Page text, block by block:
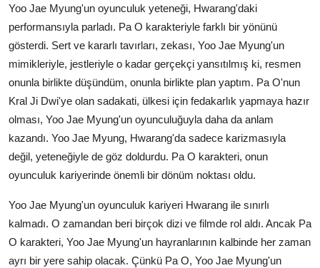
Yoo Jae Myung'un oyunculuk yeteneği, Hwarang'daki
performansıyla parladı. Pa O karakteriyle farklı bir yönünü
gösterdi. Sert ve kararlı tavırları, zekası, Yoo Jae Myung'un
mimikleriyle, jestleriyle o kadar gerçekçi yansıtılmış ki, resmen
onunla birlikte düşündüm, onunla birlikte plan yaptım. Pa O'nun
Kral Ji Dwi'ye olan sadakati, ülkesi için fedakarlık yapmaya hazır
olması, Yoo Jae Myung'un oyunculuğuyla daha da anlam
kazandı. Yoo Jae Myung, Hwarang'da sadece karizmasıyla
değil, yeteneğiyle de göz doldurdu. Pa O karakteri, onun
oyunculuk kariyerinde önemli bir dönüm noktası oldu.
Yoo Jae Myung'un oyunculuk kariyeri Hwarang ile sınırlı
kalmadı. O zamandan beri birçok dizi ve filmde rol aldı. Ancak Pa
O karakteri, Yoo Jae Myung'un hayranlarının kalbinde her zaman
ayrı bir yere sahip olacak. Çünkü Pa O, Yoo Jae Myung'un